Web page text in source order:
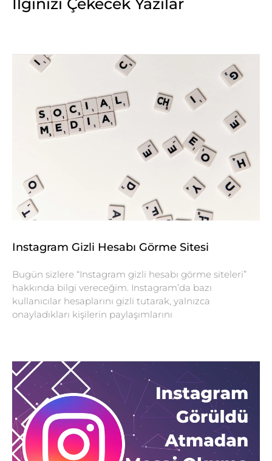
Instagram Gizli Hesabı Görme Sitesi
Bugün sizlere “Instagram gizli hesabı görme siteleri”
hakkında bilgi vereceğim. Instagram’da bazı
kullanıcılar hesaplarını gizli tutarak, yalnızca
onayladıkları kişilerin paylaşımlarını